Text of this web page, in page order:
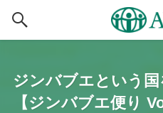
ジンバブエという
【ジンバブエ便り